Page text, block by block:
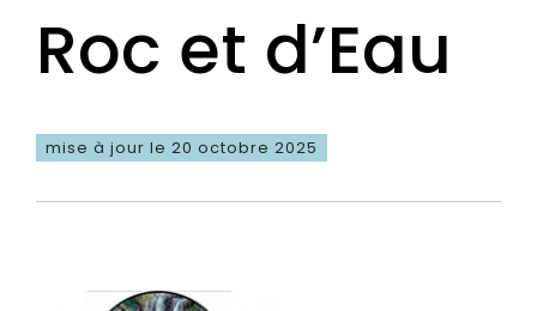
Roc et d’Eau
mise à jour le 20 octobre 2025